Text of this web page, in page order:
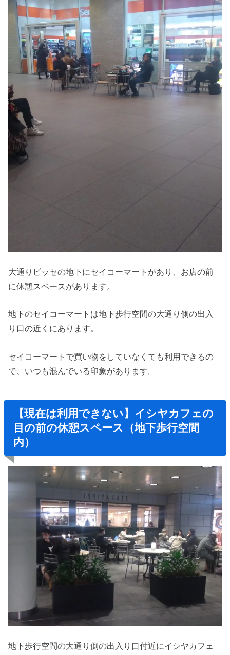
大通りビッセの地下にセイコーマートがあり、お店の前
に休憩スペースがあります。
地下のセイコーマートは地下歩行空間の大通り側の出入
り口の近くにあります。
セイコーマートで買い物をしていなくても利用できるの
で、いつも混んでいる印象があります。
【現在は利用できない】イシヤカフェの
目の前の休憩スペース（地下歩行空間
内）
地下歩行空間の大通り側の出入り口付近にイシヤカフェ